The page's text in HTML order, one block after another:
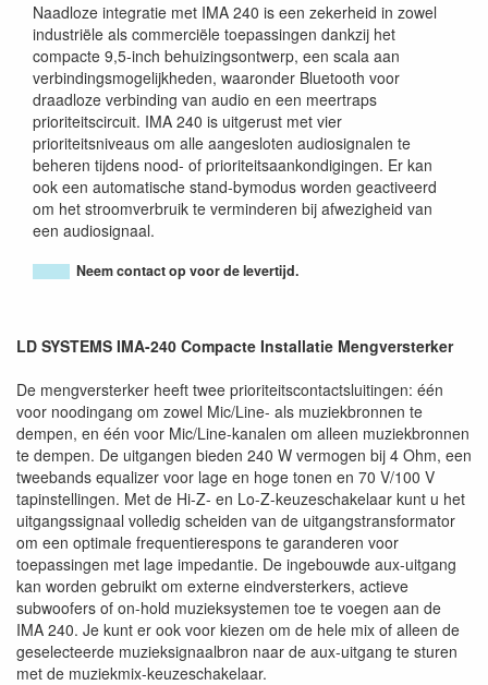
Naadloze integratie met IMA 240 is een zekerheid in zowel
industriële als commerciële toepassingen dankzij het
compacte 9,5-inch behuizingsontwerp, een scala aan
verbindingsmogelijkheden, waaronder Bluetooth voor
draadloze verbinding van audio en een meertraps
prioriteitscircuit. IMA 240 is uitgerust met vier
prioriteitsniveaus om alle aangesloten audiosignalen te
beheren tijdens nood- of prioriteitsaankondigingen. Er kan
ook een automatische stand-bymodus worden geactiveerd
om het stroomverbruik te verminderen bij afwezigheid van
een audiosignaal.
Neem contact op voor de levertijd.
LD SYSTEMS IMA-240 Compacte Installatie Mengversterker
De mengversterker heeft twee prioriteitscontactsluitingen: één
voor noodingang om zowel Mic/Line- als muziekbronnen te
dempen, en één voor Mic/Line-kanalen om alleen muziekbronnen
te dempen. De uitgangen bieden 240 W vermogen bij 4 Ohm, een
tweebands equalizer voor lage en hoge tonen en 70 V/100 V
tapinstellingen. Met de Hi-Z- en Lo-Z-keuzeschakelaar kunt u het
uitgangssignaal volledig scheiden van de uitgangstransformator
om een ​​optimale frequentierespons te garanderen voor
toepassingen met lage impedantie. De ingebouwde aux-uitgang
kan worden gebruikt om externe eindversterkers, actieve
subwoofers of on-hold muzieksystemen toe te voegen aan de
IMA 240. Je kunt er ook voor kiezen om de hele mix of alleen de
geselecteerde muzieksignaalbron naar de aux-uitgang te sturen
met de muziekmix-keuzeschakelaar.